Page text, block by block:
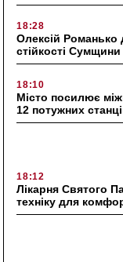
18:28
Олексій
стійкості
18:10
Місто посилює
12 потужних
18:12
Лікарня Святого
техніку для